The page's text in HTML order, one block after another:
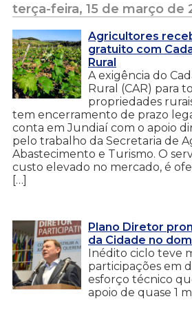
terça-feira, 15 de março de
Agricultores
gratuito com
Rural
A exigência do
Rural (CAR) para
propriedades
tem encerramento de prazo
conta em Jundiaí com o apoio
pelo trabalho da Secretaria de
Abastecimento e Turismo. O
custo elevado no mercado, é
[…]
Plano Diretor
da Cidade no
Inédito ciclo teve
participações em
esforço técnico
apoio de quase 1